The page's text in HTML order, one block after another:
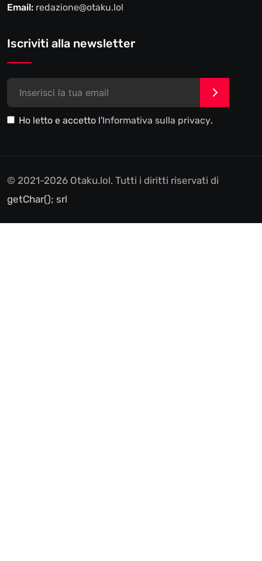
Email: redazione@otaku.lol
Iscriviti alla newsletter
Ho letto e accetto l'Informativa sulla privacy.
>
© 2021-2026 Otaku.lol. Tutti i diritti riservati di
getChar(); srl